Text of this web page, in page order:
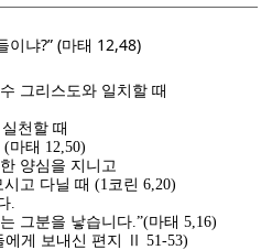
이냐?” (마태 12,48)
그리스도와 일치할 때
천할 때
. (마태 12,50)
양심을 지니고
시고 다닐 때(1 코린6,20)
그분을 낳습니다 .”(마태5,16)
게 보내신 편지 Ⅱ51-53)
케치북5
케치북5